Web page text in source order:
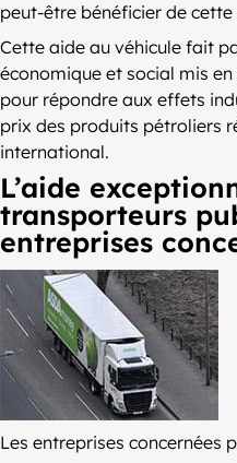
peut-être bénéficier de cette
Cette aide au véhicule fait
économique et social mis
pour répondre aux effets
prix des produits pétroliers
international.
L’aide
transporteurs
entreprises
Les entreprises concernées